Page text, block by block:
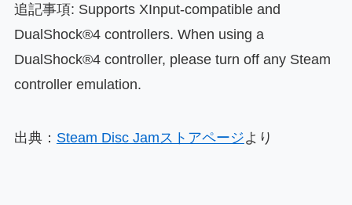
追記事項: Supports XInput-compatible and
DualShock®4 controllers. When using a
DualShock®4 controller, please turn off any Steam
controller emulation.
出典： Steam Disc Jamストアページより